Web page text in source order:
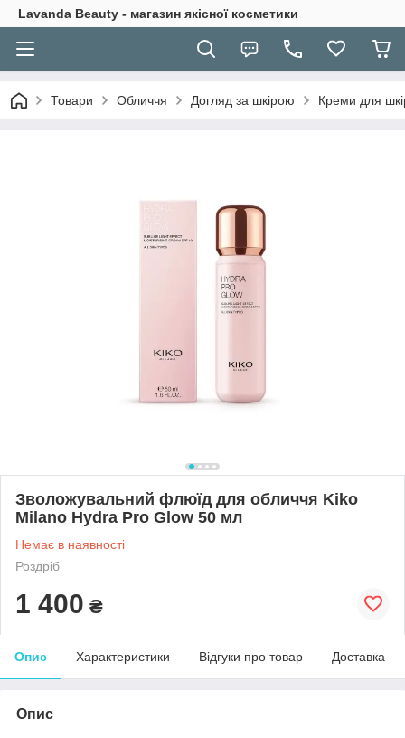
Lavanda Beauty - магазин якісної косметики
Товари Обличчя Догляд за шкірою Креми для
Зволожувальний флюїд для обличчя Kiko
Milano Hydra Pro Glow 50 мл
Немає в наявності
Роздріб
1 400 ₴
Опис Характеристики Відгуки про товар Доставка
Опис